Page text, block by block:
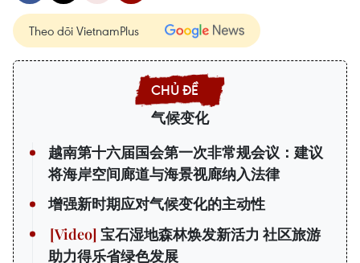
Theo dõi VietnamPlus
气候变化
越南第十六届国会第一次非常规会议：建议
将海岸空间廊道与海景视廊纳入法律
增强新时期应对气候变化的主动性
宝石湿地森林焕发新活力 社区旅游
助力得乐省绿色发展